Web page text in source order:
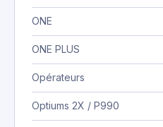
ONE
ONE PLUS
Opérateurs
Optiums 2X / P990